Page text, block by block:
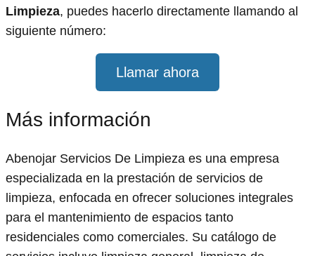
Limpieza, puedes hacerlo directamente llamando al
siguiente número:
Llamar ahora
Más información
Abenojar Servicios De Limpieza es una empresa
especializada en la prestación de servicios de
limpieza, enfocada en ofrecer soluciones integrales
para el mantenimiento de espacios tanto
residenciales como comerciales. Su catálogo de